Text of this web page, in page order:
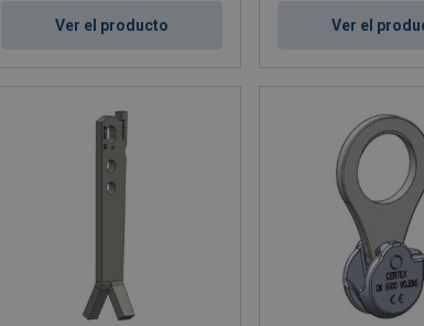
Ver el producto Ver el